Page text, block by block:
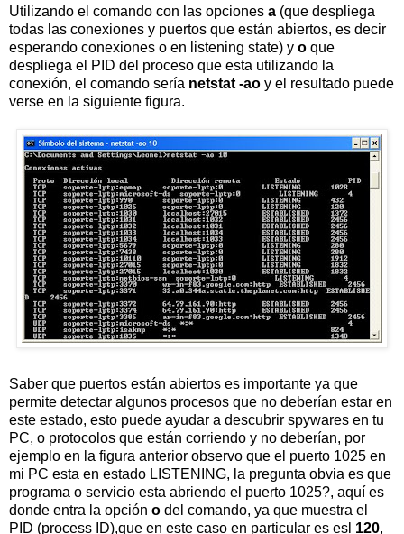
Utilizando el comando con las opciones a (que despliega
todas las conexiones y puertos que están abiertos, es decir
esperando conexiones o en listening state) y o que
despliega el PID del proceso que esta utilizando la
conexión, el comando sería netstat -ao y el resultado puede
verse en la siguiente figura.
Saber que puertos están abiertos es importante ya que
permite detectar algunos procesos que no deberían estar en
este estado, esto puede ayudar a descubrir spywares en tu
PC, o protocolos que están corriendo y no deberían, por
ejemplo en la figura anterior observo que el puerto 1025 en
mi PC esta en estado LISTENING, la pregunta obvia es que
programa o servicio esta abriendo el puerto 1025?, aquí es
donde entra la opción o del comando, ya que muestra el
PID (process ID),que en este caso en particular es esl 120,